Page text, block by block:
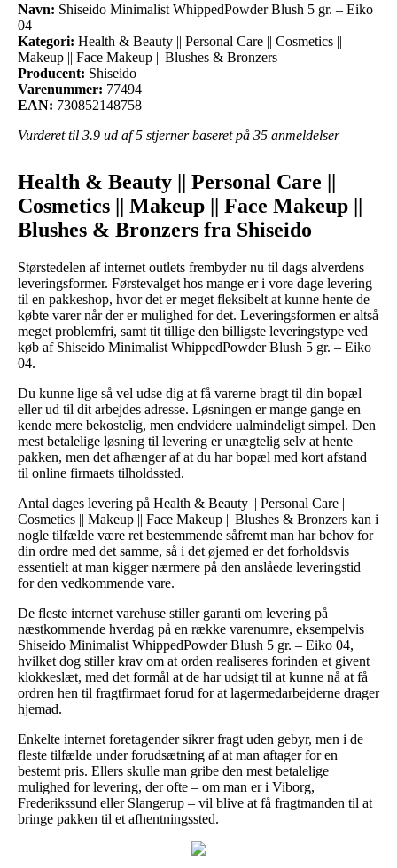
Navn: Shiseido Minimalist WhippedPowder Blush 5 gr. – Eiko
04
Kategori: Health & Beauty || Personal Care || Cosmetics ||
Makeup || Face Makeup || Blushes & Bronzers
Producent: Shiseido
Varenummer: 77494
EAN: 730852148758
Vurderet til 3.9 ud af 5 stjerner baseret på 35 anmeldelser
Health & Beauty || Personal Care ||
Cosmetics || Makeup || Face Makeup ||
Blushes & Bronzers fra Shiseido
Størstedelen af internet outlets frembyder nu til dags alverdens
leveringsformer. Førstevalget hos mange er i vore dage levering
til en pakkeshop, hvor det er meget fleksibelt at kunne hente de
købte varer når der er mulighed for det. Leveringsformen er altså
meget problemfri, samt tit tillige den billigste leveringstype ved
køb af Shiseido Minimalist WhippedPowder Blush 5 gr. – Eiko
04.
Du kunne lige så vel udse dig at få varerne bragt til din bopæl
eller ud til dit arbejdes adresse. Løsningen er mange gange en
kende mere bekostelig, men endvidere ualmindeligt simpel. Den
mest betalelige løsning til levering er unægtelig selv at hente
pakken, men det afhænger af at du har bopæl med kort afstand
til online firmaets tilholdssted.
Antal dages levering på Health & Beauty || Personal Care ||
Cosmetics || Makeup || Face Makeup || Blushes & Bronzers kan i
nogle tilfælde være ret bestemmende såfremt man har behov for
din ordre med det samme, så i det øjemed er det forholdsvis
essentielt at man kigger nærmere på den anslåede leveringstid
for den vedkommende vare.
De fleste internet varehuse stiller garanti om levering på
næstkommende hverdag på en række varenumre, eksempelvis
Shiseido Minimalist WhippedPowder Blush 5 gr. – Eiko 04,
hvilket dog stiller krav om at orden realiseres forinden et givent
klokkeslæt, med det formål at de har udsigt til at kunne nå at få
ordren hen til fragtfirmaet forud for at lagermedarbejderne drager
hjemad.
Enkelte internet foretagender sikrer fragt uden gebyr, men i de
fleste tilfælde under forudsætning af at man aftager for en
bestemt pris. Ellers skulle man gribe den mest betalelige
mulighed for levering, der ofte – om man er i Viborg,
Frederikssund eller Slangerup – vil blive at få fragtmanden til at
bringe pakken til et afhentningssted.